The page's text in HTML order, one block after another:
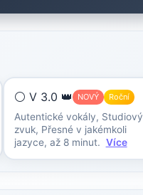
⚪ V 3.0 👑 NOVÝ Roční
Autentické vokály, Studiový
zvuk, Přesné v jakémkoli
jazyce, až 8 minut. Více